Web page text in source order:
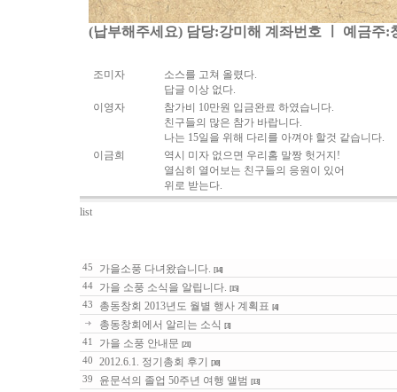
(납부해주세요) 담당:강미해 계좌번호 ㅣ 예금주:
조미자
소스를 고쳐 올렸다.
답글 이상 없다.
이영자
참가비 10만원 입금완료 하였습니다.
친구들의 많은 참가 바랍니다.
나는 15일을 위해 다리를 아껴야 할것 같습니다.
이금희
역시 미자 없으면 우리홈 말짱 헛거지!
열심히 열어보는 친구들의 응원이 있어
위로 받는다.
list
45
가을소풍 다녀왔습니다. [14]
44 가을 소풍 소식을 알립니다. [15]
43 총동창회 2013년도 월별 행사 계획표 [4]
총동창회에서 알리는 소식 [3]
41 가을 소풍 안내문 [21]
40 2012.6.1. 정기총회 후기 [30]
39 윤문석의 졸업 50주년 여행 앨범 [13]